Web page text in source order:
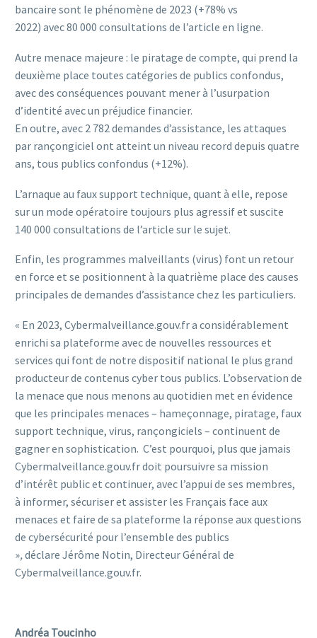
bancaire sont le phénomène de 2023 (+78% vs
2022) avec 80 000 consultations de l’article en ligne.
Autre menace majeure : le piratage de compte, qui prend la
deuxième place toutes catégories de publics confondus,
avec des conséquences pouvant mener à l’usurpation
d’identité avec un préjudice financier.
En outre, avec 2 782 demandes d’assistance, les attaques
par rançongiciel ont atteint un niveau record depuis quatre
ans, tous publics confondus (+12%).
L’arnaque au faux support technique, quant à elle, repose
sur un mode opératoire toujours plus agressif et suscite
140 000 consultations de l’article sur le sujet.
Enfin, les programmes malveillants (virus) font un retour
en force et se positionnent à la quatrième place des causes
principales de demandes d’assistance chez les particuliers.
« En 2023, Cybermalveillance.gouv.fr a considérablement
enrichi sa plateforme avec de nouvelles ressources et
services qui font de notre dispositif national le plus grand
producteur de contenus cyber tous publics. L’observation de
la menace que nous menons au quotidien met en évidence
que les principales menaces – hameçonnage, piratage, faux
support technique, virus, rançongiciels – continuent de
gagner en sophistication. C’est pourquoi, plus que jamais
Cybermalveillance.gouv.fr doit poursuivre sa mission
d’intérêt public et continuer, avec l’appui de ses membres,
à informer, sécuriser et assister les Français face aux
menaces et faire de sa plateforme la réponse aux questions
de cybersécurité pour l’ensemble des publics
», déclare Jérôme Notin, Directeur Général de
Cybermalveillance.gouv.fr.
Andréa Toucinho